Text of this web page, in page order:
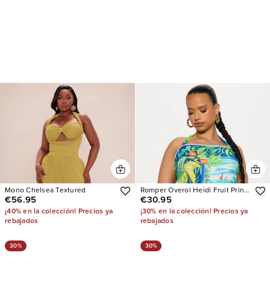
Mono Chelsea Textured
€56.95
¡40% en la colección! Precios ya
rebajados
Romper Overol Heidi Fruit Print
Halter
€30.95
¡30% en la colección! Precios ya
rebajados
30% 30%